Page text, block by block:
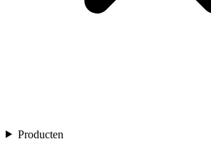
Producten